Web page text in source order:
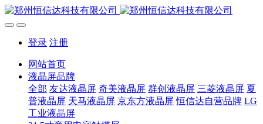
登录 注册
网站首页
液晶屏品牌
全部 友达液晶屏 奇美液晶屏 群创液晶屏 三菱液晶屏 夏
普液晶屏 天马液晶屏 京东方液晶屏 恒信达自营品牌 LG
工业液晶屏